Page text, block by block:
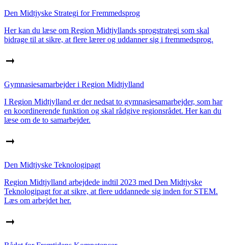
Den Midtjyske Strategi for Fremmedsprog
Her kan du læse om Region Midtjyllands sprogstrategi som skal
bidrage til at sikre, at flere lærer og uddanner sig i fremmedsprog.
Gymnasiesamarbejder i Region Midtjylland
I Region Midtjylland er der nedsat to gymnasiesamarbejder, som har
en koordinerende funktion og skal rådgive regionsrådet. Her kan du
læse om de to samarbejder.
Den Midtjyske Teknologipagt
Region Midtjylland arbejdede indtil 2023 med Den Midtjyske
Teknologipagt for at sikre, at flere uddannede sig inden for STEM.
Læs om arbejdet her.